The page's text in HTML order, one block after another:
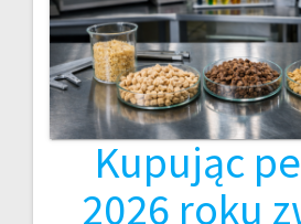
Kupując
2026 roku